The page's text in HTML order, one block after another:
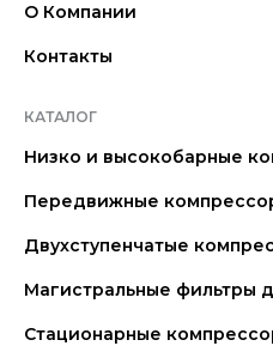
О Компании
Контакты
КАТАЛОГ
Низко и высокобарные
Передвижные
Двухступенчатые
Магистральные фильтры
Стационарные